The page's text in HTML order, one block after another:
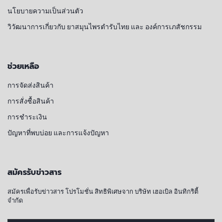
นโยบายความเป็นส่วนตัว
วิวัฒนาการเกี่ยวกับ ยาสมุนไพรตำรับไทย และ องค์การเภสัชกรรม
ช่วยเหลือ
การจัดส่งสินค้า
การสั่งซื้อสินค้า
การชำระเงิน
ปัญหาที่พบบ่อย และการแจ้งปัญหา
สมัครรับข่าวสาร
สมัครเพื่อรับข่าวสาร โปรโมชั่น สิทธิพิเศษจาก บริษัท เฮอเบิล อินทิกริตี้
จำกัด